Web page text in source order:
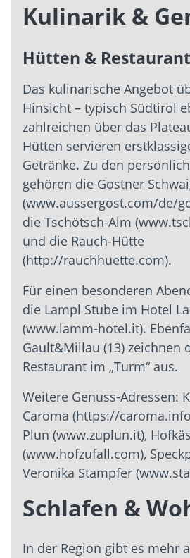
Kulinarik &
Hütten &
Das kulinarische Angebot
Hinsicht – typisch Südtirol
zahlreichen über das
Hütten servieren
Getränke. Zu den
gehören die Gostner
(www.aussergost.com/de/
die Tschötsch-Alm
und die Rauch-Hütte
(http://rauchhuette.com).
Für einen besonderen
die Lampl Stube im Hotel
(www.lamm-hotel.it).
Gault&Millau (13) zeichnen
Restaurant im „Turm“ aus.
Weitere Genuss-Adressen:
Caroma (https://
Plun (www.zuplun.it),
(www.hofzufall.com),
Veronika Stampfer
Schlafen &
In der Region gibt es mehr